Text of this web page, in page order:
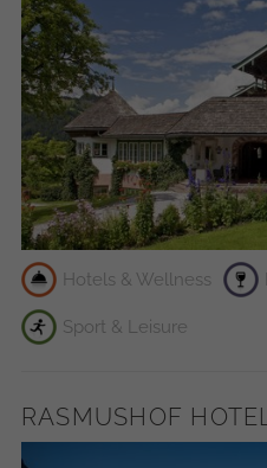
Hotels & Wellness
Sport & Leisure
RASMUSHOF